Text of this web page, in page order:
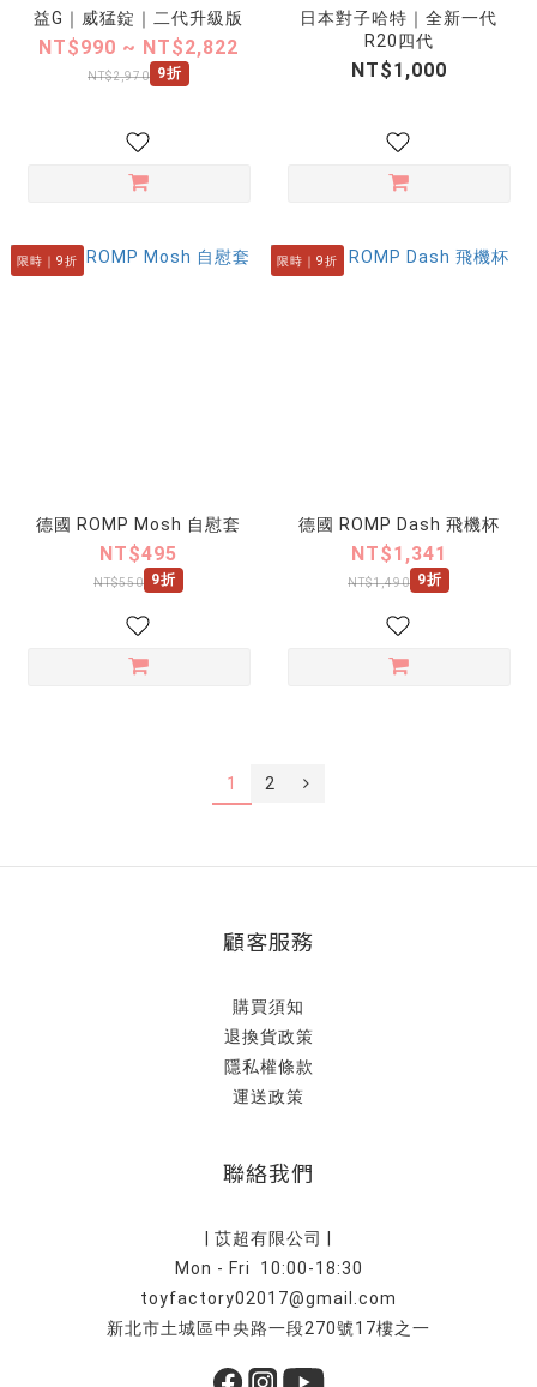
益G｜威猛錠｜二代升級版
NT$990 ~ NT$2,822
NT$2,970 9折
日本對子哈特｜全新一代
R20四代
NT$1,000
限時｜9折
德國 ROMP Mosh 自慰套
NT$495
NT$550 9折
限時｜9折
德國 ROMP Dash 飛機杯
NT$1,341
NT$1,490 9折
1 2
顧客服務
購買須知
退換貨政策
隱私權條款
運送政策
聯絡我們
| 苡超有限公司 |
Mon - Fri 10:00-18:30
toyfactory02017@gmail.com
新北市土城區中央路一段270號17樓之一